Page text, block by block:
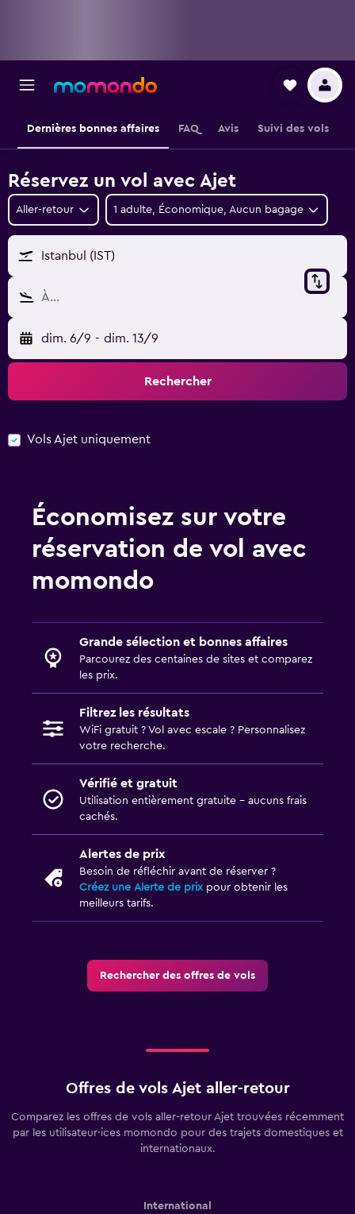
Dernières bonnes affaires FAQ Avis Suivi des vols
Réservez un vol avec Ajet
Aller-retour 1 adulte, Économique, Aucun bagage
Istanbul (IST)
À…
dim. 6/9 - dim. 13/9
Rechercher
Vols Ajet uniquement
Économisez sur votre
réservation de vol avec
momondo
Grande sélection et bonnes affaires
Parcourez des centaines de sites et comparez
les prix.
Filtrez les résultats
WiFi gratuit ? Vol avec escale ? Personnalisez
votre recherche.
Vérifié et gratuit
Utilisation entièrement gratuite - aucuns frais
cachés.
Alertes de prix
Besoin de réfléchir avant de réserver ?
Créez une Alerte de prix pour obtenir les
meilleurs tarifs.
Rechercher des offres de vols
Offres de vols Ajet aller-retour
Comparez les offres de vols aller-retour Ajet trouvées récemment
par les utilisateur·ices momondo pour des trajets domestiques et
internationaux.
International